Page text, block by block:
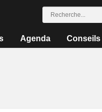
Agenda Conseils